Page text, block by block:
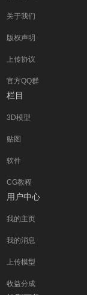
关于我们
版权声明
上传协议
官方QQ群
栏目
3D模型
贴图
软件
CG教程
用户中心
我的主页
我的消息
上传模型
收益分成